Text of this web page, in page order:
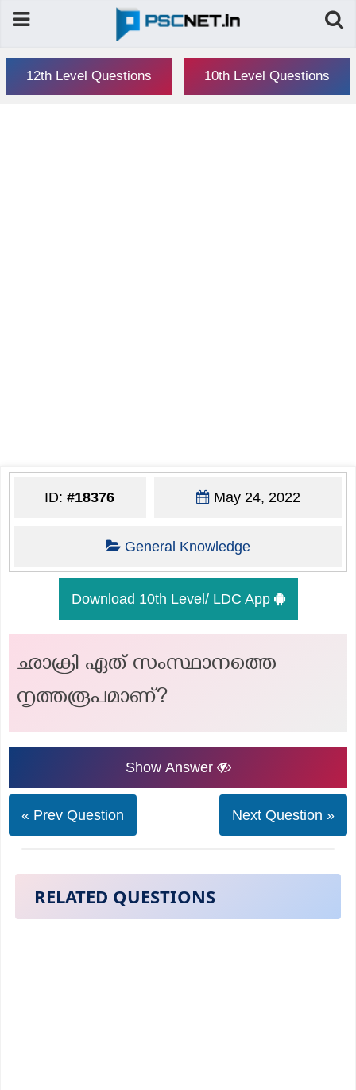
12th Level Questions 10th Level Questions
ID:#18376 May 24, 2022
General Knowledge
Download 10th Level/ LDC App
ഛാക്രി ഏത് സംസ്ഥാനത്തെ
നൃത്തരൂപമാണ്?
Show Answer
« Prev Question Next Question »
RELATED QUESTIONS